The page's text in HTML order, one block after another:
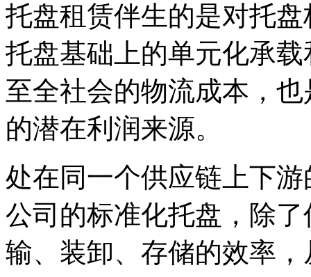
托盘租赁伴生的是对托
托盘基础上的单元化承
至全社会的物流成本，
的潜在利润来源。
处在同一个供应链上下
公司的标准化托盘，除
输、装卸、存储的效率